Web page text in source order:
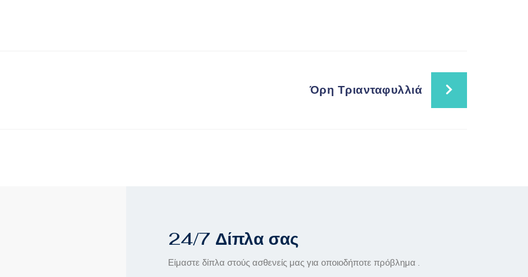
Όρη Τριανταφυλλιά
24/7 Δίπλα σας
Είμαστε δίπλα στούς ασθενείς μας για οποιοδήποτε πρόβλημα .